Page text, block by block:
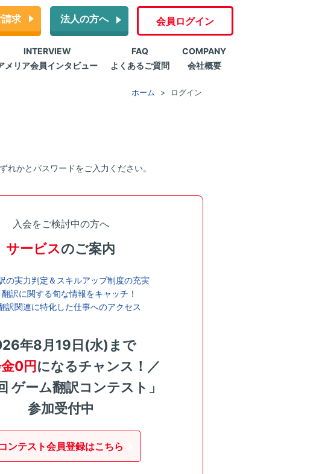
求 法人の方へ 会員ログイン
INTERVIEW
メリア会員インタビュー
FAQ
よくあるご質問
COMPANY
会社概要
ホーム ログイン
かとパスワードをご入力ください。
入会をご検討中の方へ
サービスのご案内
の実力判定＆スキルアップ制度の充実
翻訳に関する旬な情報をキャッチ！
訳関連に特化した仕事へのアクセス
年8月19日(水)まで
0円になるチャンス！／
ゲーム翻訳コンテスト」
参加受付中
コンテスト会員登録はこちら